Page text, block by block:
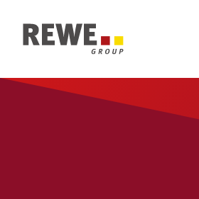
Zur Hauptnavigation
Zum Hauptinhalt